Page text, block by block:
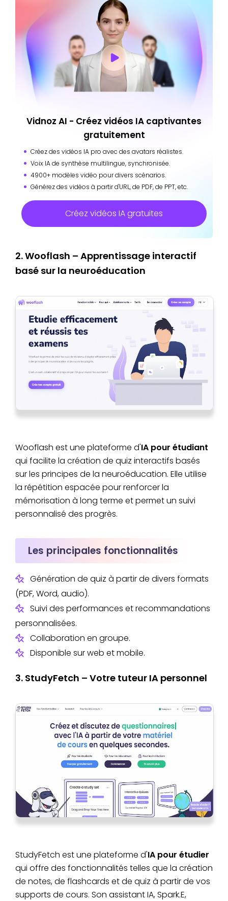
Vidnoz AI - Créez vidéos IA captivantes
gratuitement
Créez des vidéos IA pro avec des avatars réalistes.
Voix IA de synthèse multilingue, synchronisée.
4900+ modèles vidéo pour divers scénarios.
Générez des vidéos à partir d'URL, de PDF, de PPT, etc.
Créez vidéos IA gratuites
2. Wooflash – Apprentissage interactif
basé sur la neuroéducation
Wooflash est une plateforme d'IA pour étudiant
qui facilite la création de quiz interactifs basés
sur les principes de la neuroéducation. Elle utilise
la répétition espacée pour renforcer la
mémorisation à long terme et permet un suivi
personnalisé des progrès.
Les principales fonctionnalités
Génération de quiz à partir de divers formats
(PDF, Word, audio).
Suivi des performances et recommandations
personnalisées.
Collaboration en groupe.
Disponible sur web et mobile.
3. StudyFetch – Votre tuteur IA personnel
StudyFetch est une plateforme d'IA pour étudier
qui offre des fonctionnalités telles que la création
de notes, de flashcards et de quiz à partir de vos
supports de cours. Son assistant IA, Spark.E,